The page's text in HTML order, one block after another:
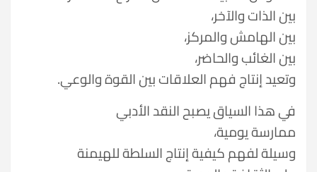
بين الذات والآخر،
بين الهامش والمركز،
بين الغائب والحاضر،
وتعيد إنتاج فهم العلاقات بين القوة والوعي.
في هذا السياق يصبح النقد الأدبي
ممارسة يومية،
وسيلة لفهم كيفية إنتاج السلطة للهيمنة